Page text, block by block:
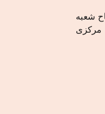
شعبه
مرکزی